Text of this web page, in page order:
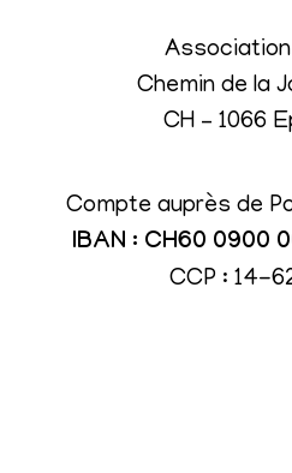
Chemin de la
CH – 1066
Compte auprès de
IBAN : CH60 0900
CCP : 14-